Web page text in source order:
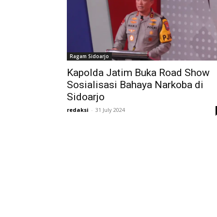
Ragam Sidoarjo
Kapolda Jatim Buka Road Show
Sosialisasi Bahaya Narkoba di
Sidoarjo
redaksi - 31 July 2024